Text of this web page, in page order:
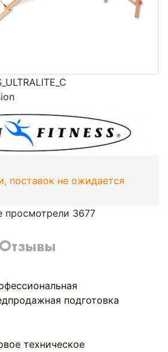
поставок не ожидается
просмотрели 3677
Отзывы
подготовка
техническое